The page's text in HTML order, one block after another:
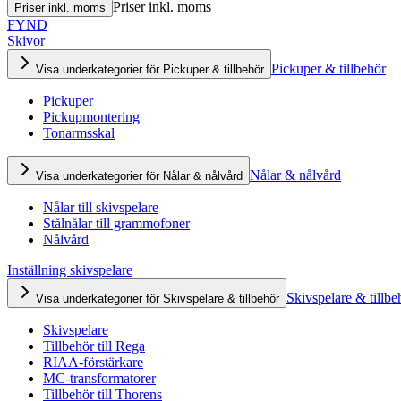
Priser inkl. moms Priser inkl. moms
FYND
Skivor
Visa underkategorier för Pickuper & tillbehör Pickuper & tillbehör
Pickuper
Pickupmontering
Tonarmsskal
Visa underkategorier för Nålar & nålvård Nålar & nålvård
Nålar till skivspelare
Stålnålar till grammofoner
Nålvård
Inställning skivspelare
Visa underkategorier för Skivspelare & tillbehör Skivspelare &
Skivspelare
Tillbehör till Rega
RIAA-förstärkare
MC-transformatorer
Tillbehör till Thorens